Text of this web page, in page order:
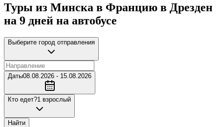
Туры из Минска в Францию в Дрезден
на 9 дней на автобусе
Выберите город отправления
Даты08.08.2026 - 15.08.2026
Кто едет?1 взрослый
Найти